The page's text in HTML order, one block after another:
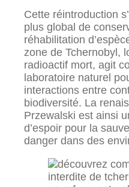
Cette réintroduction
plus global de
réhabilitation
zone de Tchernobyl,
radioactif mort, agit
laboratoire naturel
interactions entre
biodiversité. La
Przewalski est ainsi
d’espoir pour la
danger dans des